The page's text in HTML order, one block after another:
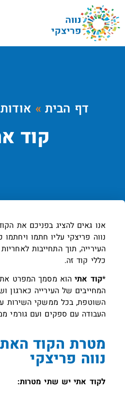
דף הבית» אודות
קוד
אנו גאים להציג בפניכם את
נווה פריצקי עליו חתמו
העירייה, תוך התחייבות
כללי קוד זה.
*קוד אתיהוא מסמך המפרט את
המחייבים של העירייה כארגון
השוטפת, בכל ממשקי השירות
העבודה עם ספקים ועם גורמי
מטרת הקוד
נווה פריצקי
לקוד אתי יש שתי מטרות: